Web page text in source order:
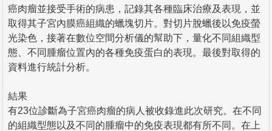
癌肉瘤並接受手術的病患，記錄其各種臨床治療及表現，並
取得其子宮內膜癌組織的蠟塊切片。對切片脫蠟後以免疫螢
光染色，接著在數位空間分析儀的幫助下，量化不同組織型
態、不同腫瘤位置內的各種免疫蛋白的表現。最後對取得的
資料進行統計分析。
結果
有23位診斷為子宮癌肉瘤的病人被收錄進此次研究。在不同
的組織型態以及不同的腫瘤中的免疫表現都有所不同。在上